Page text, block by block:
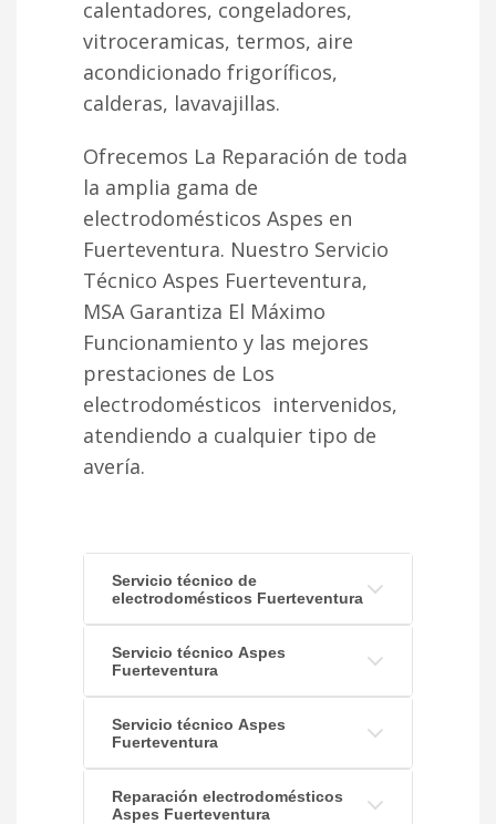
calentadores, congeladores,
vitroceramicas, termos, aire
acondicionado frigoríficos,
calderas, lavavajillas.
Ofrecemos La Reparación de toda
la amplia gama de
electrodomésticos Aspes en
Fuerteventura. Nuestro Servicio
Técnico Aspes Fuerteventura,
MSA Garantiza El Máximo
Funcionamiento y las mejores
prestaciones de Los
electrodomésticos intervenidos,
atendiendo a cualquier tipo de
avería.
Servicio técnico de
electrodomésticos Fuerteventura
Servicio técnico Aspes
Fuerteventura
Servicio técnico Aspes
Fuerteventura
Reparación electrodomésticos
Aspes Fuerteventura